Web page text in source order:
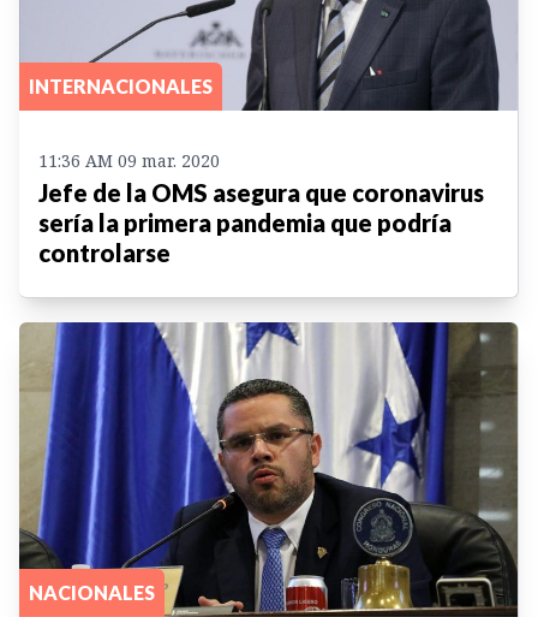
INTERNACIONALES
11:36 AM 09 mar. 2020
Jefe de la OMS asegura que coronavirus
sería la primera pandemia que podría
controlarse
NACIONALES